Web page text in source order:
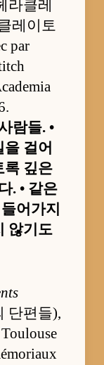
라클레
레이토
par
람들. •
걸어
록 깊은
. • 같은
어가지
않기도
단편들),